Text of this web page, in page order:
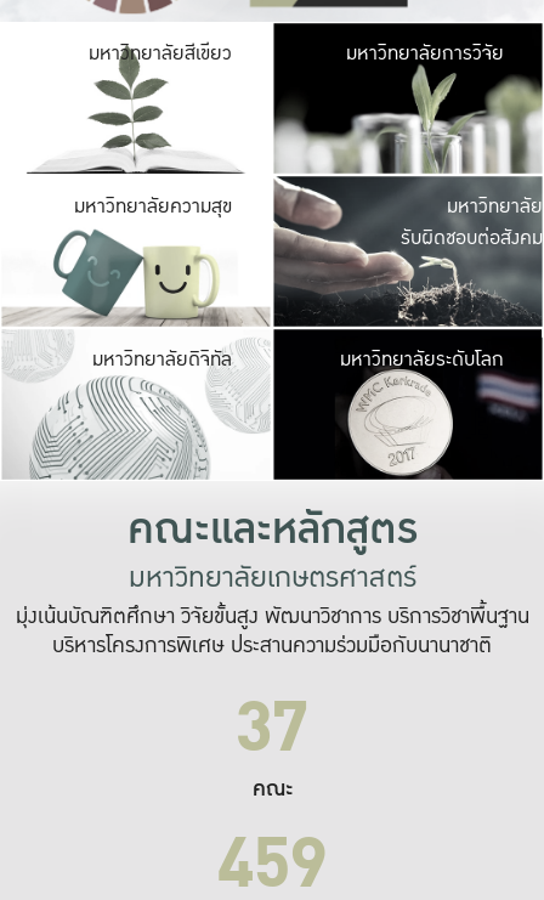
มหาวิทยาลัยสีเขียว มหาวิ
มีพื้นที่เขียวสดใส
เป็นป่าในเมือง เกษต
มหาวิทยาลัยการวิจัย
มหาวิทยาลัยความสุข มหาวิ
ค
เปิดประ
และพบเรื่องราวใ
มหาวิทยาลัย
รับผิดชอบต่อสังคม
มหาวิทยาลัยดิจิทัล มหาวิ
เปลี่ยนแปลง แล
เพื่อทำง
ระบบสารสนเทศ
มหาวิทยาลัยระดับโลก
คณะและหลักสูตร
มหาวิทยาลัยเกษตรศาสตร์
มุ่งเน้นบัณฑิตศึกษา วิจัยขั้นสูง พัฒนาวิชาการ บริการวิชาพื้นฐาน
บริหารโครงการพิเศษ ประสานความร่วมมือกับนานาชาติ
37
คณะ
459